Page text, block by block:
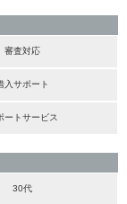
審査対応
入サポート
ートサービス
30代